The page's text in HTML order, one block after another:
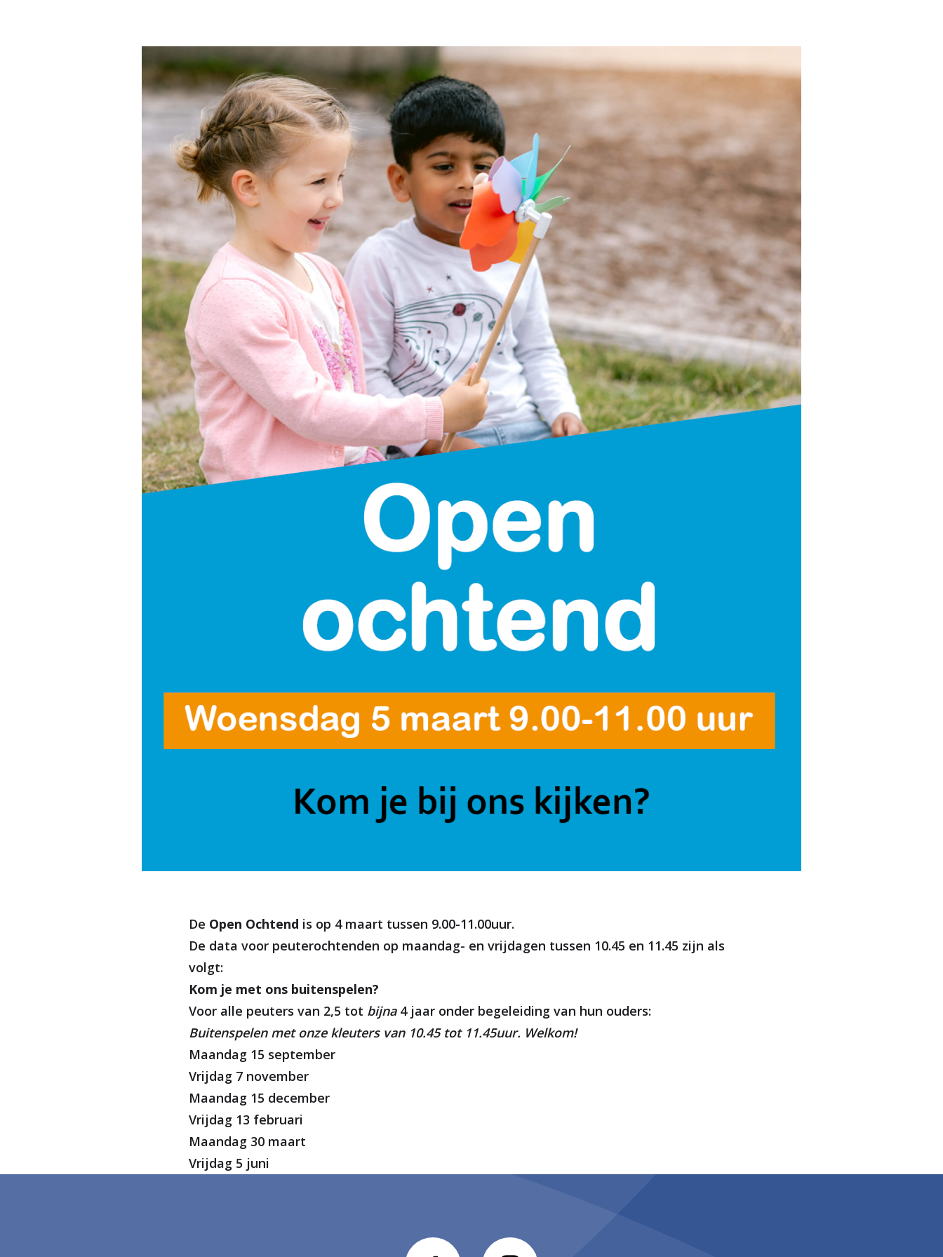
De Open Ochtend is op 4 maart tussen 9.00-11.00uur.
De data voor peuterochtenden op maandag- en vrijdagen tussen 10.45 en 11.45 zijn als
volgt:
Kom je met ons buitenspelen?
Voor alle peuters van 2,5 tot bijna4 jaar onder begeleiding van hun ouders:
Buitenspelen met onze kleuters van 10.45 tot 11.45uur. Welkom!
Maandag 15 september
Vrijdag 7 november
Maandag 15 december
Vrijdag 13 februari
Maandag 30 maart
Vrijdag 5 juni